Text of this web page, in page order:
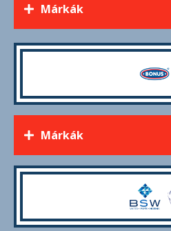
Márkák
Márkák